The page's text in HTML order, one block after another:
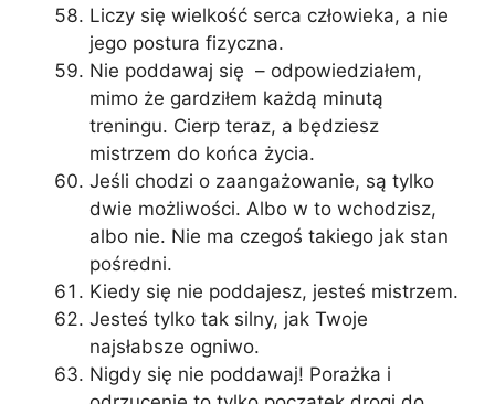
Liczy się wielkość serca człowieka, a nie
jego postura fizyczna.
Nie poddawaj się – odpowiedziałem,
mimo że gardziłem każdą minutą
treningu. Cierp teraz, a będziesz
mistrzem do końca życia.
Jeśli chodzi o zaangażowanie, są tylko
dwie możliwości. Albo w to wchodzisz,
albo nie. Nie ma czegoś takiego jak stan
pośredni.
Kiedy się nie poddajesz, jesteś mistrzem.
Jesteś tylko tak silny, jak Twoje
najsłabsze ogniwo.
Nigdy się nie poddawaj! Porażka i